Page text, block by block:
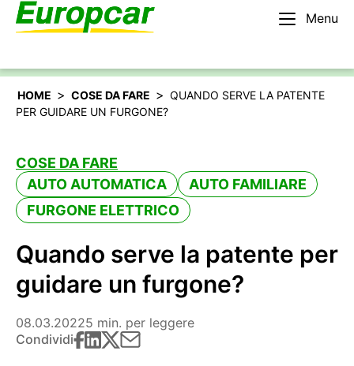
Menu
Italiano
HOME > COSE DA FARE > QUANDO SERVE LA PATENTE
PER GUIDARE UN FURGONE?
COSE DA FARE
AUTO AUTOMATICA
AUTO FAMILIARE
FURGONE ELETTRICO
Quando serve la patente per
guidare un furgone?
08.03.20225 min. per leggere
Condividi